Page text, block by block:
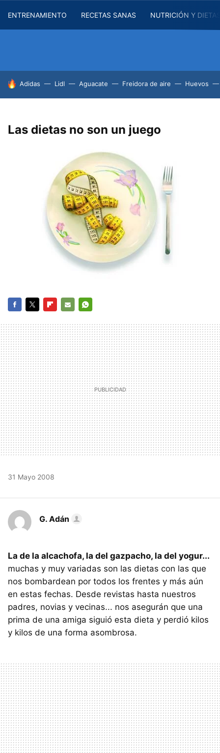
ENTRENAMIENTO RECETAS SANAS NUTRICIÓN Y
HOY SE HABLA DE
Adidas Lidl Aguacate Freidora de aire Huevos
Las dietas no son un juego
MAIL
31 Mayo 2008
G. Adán
La de la alcachofa, la del gazpacho, la del yogur...
muchas y muy variadas son las dietas con las que
nos bombardean por todos los frentes y más aún
en estas fechas. Desde revistas hasta nuestros
padres, novias y vecinas... nos asegurán que una
prima de una amiga siguió esta dieta y perdió kilos
y kilos de una forma asombrosa.